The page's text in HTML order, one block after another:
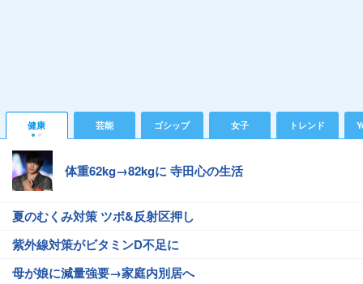
健康 芸能 ゴシップ 女子 トレンド
体重62kg→82kgに 寺田心の生活
夏のむくみ対策 ツボ&反射区押し
紫外線対策がビタミンD不足に
母が娘に減量強要→家庭内別居へ